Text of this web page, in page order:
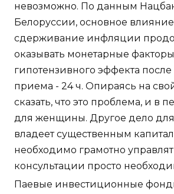
невозможно. По данным
Белоруссии, основное
сдерживание инфляции
оказывать монетарные
гипотензивного эффекта после
приема - 24 ч. Опираясь на
сказать, что это проблема, и в
для женщины. Другое дело для
владеет существенным
необходимо грамотно
консультации просто
Паевые инвестиционные